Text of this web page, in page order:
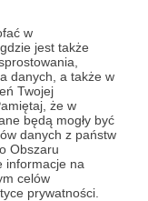
w
jest także
danych, a także w
Twojej
że w
będą mogły być
danych z państw
Obszaru
informacje na
celów
prywatności.
danych
w celu
Patronite.
elektroniczną
ta może zostać